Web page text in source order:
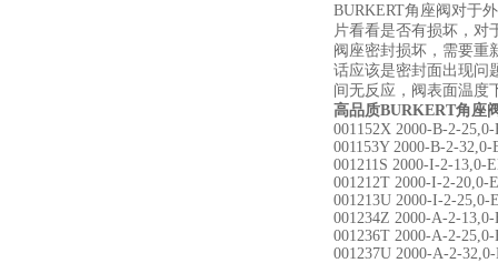
BURKERT角座阀对于
片看看是否有损坏，
阀座密封损坏，需要重
话应该是密封面出现问
间无反应，阀表面温度
高品质BURKERT角座
001152X 2000-B-2-
001153Y 2000-B-2-
001211S 2000-I-2-13,0-
001212T 2000-I-2-20,0-
001213U 2000-I-2-25,0-
001234Z 2000-A-2-
001236T 2000-A-2-
001237U 2000-A-2-